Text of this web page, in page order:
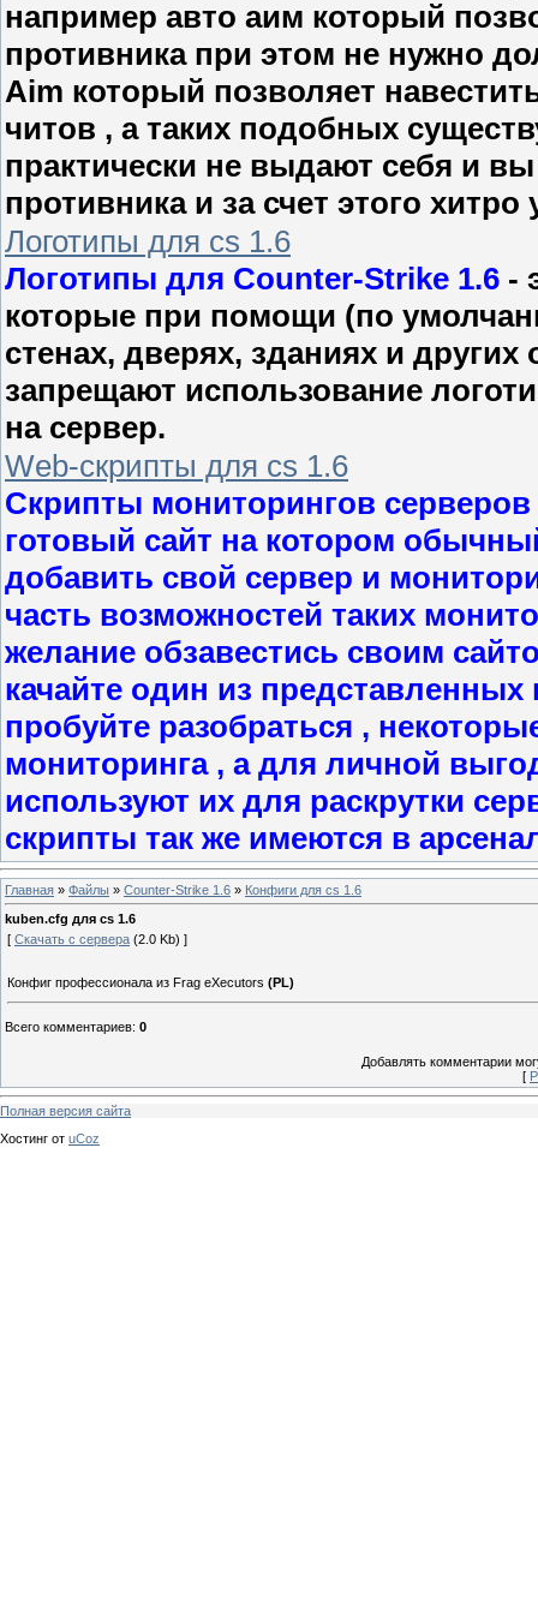
например авто аим который
противника при этом не нужно
Aim который позволяет
читов , а таких подобных
практически не выдают себя и
противника и за счет этого хитро
Логотипы для cs 1.6
Логотипы для Counter-Strike 1.6 -
которые при помощи (по
стенах, дверях, зданиях и
запрещают использование
на сервер.
Web-скрипты для cs 1.6
Скрипты мониторингов серверов
готовый сайт на котором
добавить свой сервер и
часть возможностей таких
желание обзавестись своим
качайте один из представленных
пробуйте разобраться ,
мониторинга , а для личной
используют их для раскрутки
скрипты так же имеются в
Главная » Файлы » Counter-Strike 1.6 » Конфиги для cs 1.6
kuben.cfg для cs 1.6
[ Скачать с сервера (2.0 Kb) ]
Конфиг профессионала из Frag eXecutors (PL)
Всего комментариев: 0
Добавлять комментарии
[
Полная версия сайта
Хостинг от uCoz